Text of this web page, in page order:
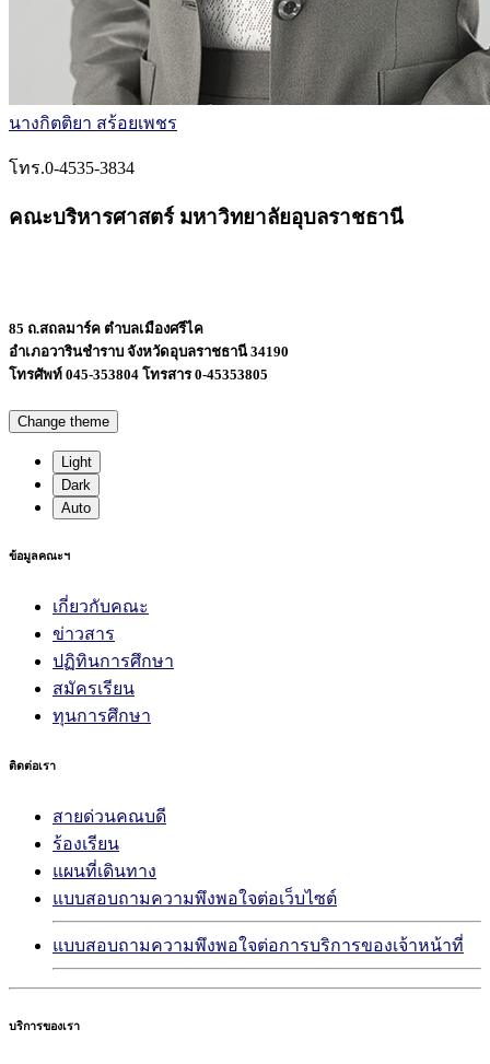
นางกิตติยา สร้อยเพชร
โทร.0-4535-3834
คณะบริหารศาสตร์ มหาวิทยาลัยอุบลราชธานี
85 ถ.สถลมาร์ค ตำบลเมืองศรีไค
อำเภอวารินชำราบ จังหวัดอุบลราชธานี 34190
โทรศัพท์ 045-353804 โทรสาร 0-45353805
Change theme
Light
Dark
Auto
ข้อมูลคณะฯ
เกี่ยวกับคณะ
ข่าวสาร
ปฏิทินการศึกษา
สมัครเรียน
ทุนการศึกษา
ติดต่อเรา
สายด่วนคณบดี
ร้องเรียน
แผนที่เดินทาง
แบบสอบถามความพึงพอใจต่อเว็บไซต์
แบบสอบถามความพึงพอใจต่อการบริการของเจ้าหน้าที่
บริการของเรา